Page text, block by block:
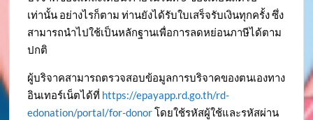
เท่านั้น อย่างไรก็ตาม ท่านยังได้รับใบเสร็จรับเงินทุกครั้ง ซึ่ง
สามารถนำไปใช้เป็นหลักฐานเพื่อการลดหย่อนภาษีได้ตาม
ปกติ
ผู้บริจาคสามารถตรวจสอบข้อมูลการบริจาคของตนเองทาง
อินเทอร์เน็ตได้ที่ https://epayapp.rd.go.th/rd-
edonation/portal/for-donorโดยใช้รหัสผู้ใช้และรหัสผ่าน